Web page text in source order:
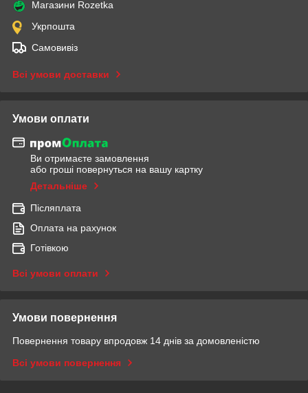
Магазини Rozetka
Укрпошта
Самовивіз
Всі умови доставки
Умови оплати
Ви отримаєте замовлення
або гроші повернуться на вашу картку
Детальніше
Післяплата
Оплата на рахунок
Готівкою
Всі умови оплати
Умови повернення
Повернення товару впродовж 14 днів за домовленістю
Всі умови повернення